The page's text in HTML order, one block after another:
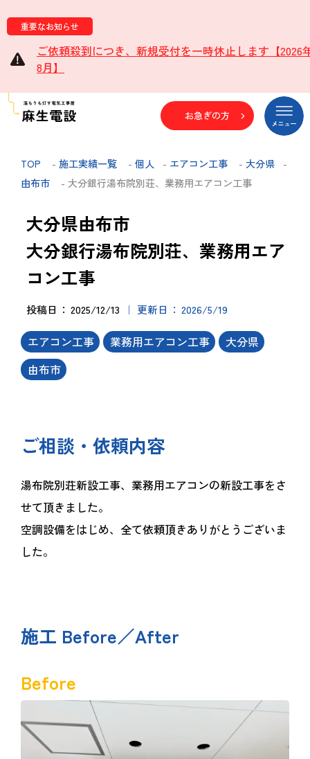
重要なお知らせ
ご依頼殺到につき、新規受付を一時休止します【2026
8月】
お急ぎの方
TOP - 施工実績一覧 - 個人 - エアコン工事 - 大分県
-
由布市
- 大分銀行湯布院別荘、業務用エアコン工事
大分県由布市
大分銀行湯布院別荘、業務用エア
コン工事
投稿日 2025/12/13 更新日 2026/5/19
エアコン工事 業務用エアコン工事
大分県
由布市
ご相談・依頼内容
湯布院別荘新設工事、業務用エアコンの新設工事をさ
せて頂きました。
空調設備をはじめ、全て依頼頂きありがとうございま
した。
施工 Before／After
Before